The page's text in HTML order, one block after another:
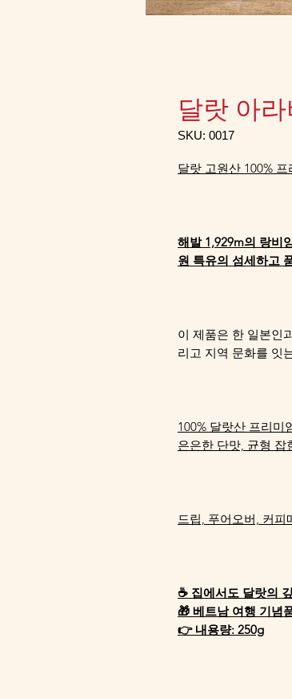
달랏 아
SKU: 0017
달랏 고원산 100%
해발 1,929m의 랑비
원 특유의 섬세하고
이 제품은 한 일본인
리고 지역 문화를 잇
100% 달랏산 프리미
은은한 단맛, 균형 잡
드립, 푸어오버, 커피
☕ 집에서도 달랏의
🎁 베트남 여행 기념
👉 내용량: 250g